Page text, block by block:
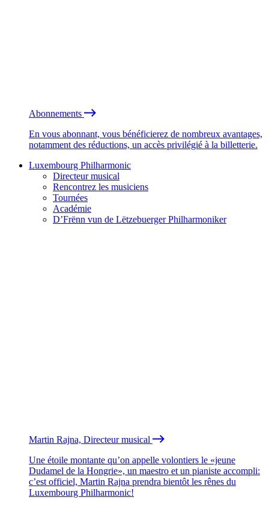
Abonnements
En vous abonnant, vous bénéficierez de nombreux avantages,
notamment des réductions, un accès privilégié à la billetterie.
Luxembourg Philharmonic
Directeur musical
Rencontrez les musiciens
Tournées
Académie
D’Frënn vun de Lëtzebuerger Philharmoniker
Martin Rajna, Directeur musical
Une étoile montante qu’on appelle volontiers le «jeune
Dudamel de la Hongrie», un maestro et un pianiste accompli:
c’est officiel, Martin Rajna prendra bientôt les rênes du
Luxembourg Philharmonic!